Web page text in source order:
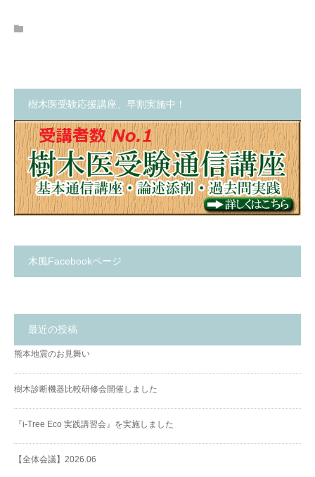
樹木医受験応援講座、早割実施中！
木風Facebookページ
最近の投稿
熊本地震のお見舞い
樹木診断機器比較研修会開催しました
『i-Tree Eco 実践講習会』を実施しました
【全体会議】2026.06